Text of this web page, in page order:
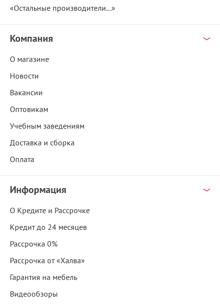
«Остальные производители...»
Компания
О магазине
Новости
Вакансии
Оптовикам
Учебным заведениям
Доставка и сборка
Оплата
Информация
О Кредите и Рассрочке
Кредит до 24 месяцев
Рассрочка 0%
Рассрочка от «Халва»
Гарантия на мебель
Видеообзоры